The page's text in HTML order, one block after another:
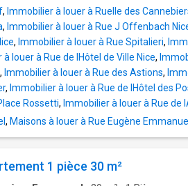
WC, offrant ainsi confort et
ainsi qu’un espace buanderie
optimisant parfaitement les
de l’appartement. LOYER
COMPRISES DONT 60€ DE
SUR CHARGES
HONORAIRES CHARGE
DONT 161,95€ TTC POUR
DÉPÔT DE GARANTIE 930€ Montant
entre 870€ et 1230€/an
, Immobilier à louer à Ruelle des
, Immobilier à louer à Rue J Offenbach
, Immobilier à louer à Rue Spitalieri,
à louer à Rue de lHôtel de Ville Nice,
, Immobilier à louer à Rue des Astions,
, Immobilier à louer à Rue de lHôtel des
Rossetti, Immobilier à louer à Rue de
, Maisons à louer à Rue Eugène Emmanuel
1 pièce 30 m²